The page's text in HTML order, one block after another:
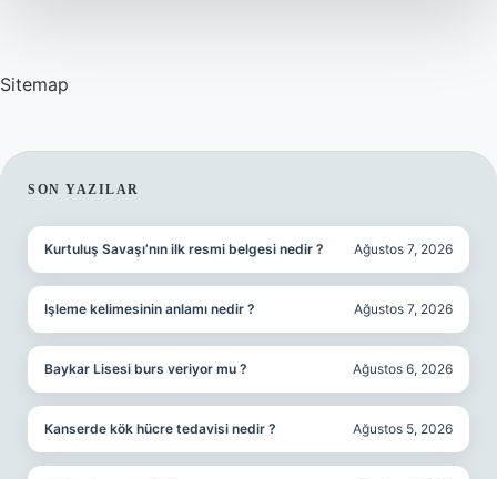
Sitemap
SIDEBAR
SON YAZILAR
Kurtuluş Savaşı’nın ilk resmi belgesi nedir ? Ağustos 7, 2026
Işleme kelimesinin anlamı nedir ? Ağustos 7, 2026
Baykar Lisesi burs veriyor mu ? Ağustos 6, 2026
Kanserde kök hücre tedavisi nedir ? Ağustos 5, 2026